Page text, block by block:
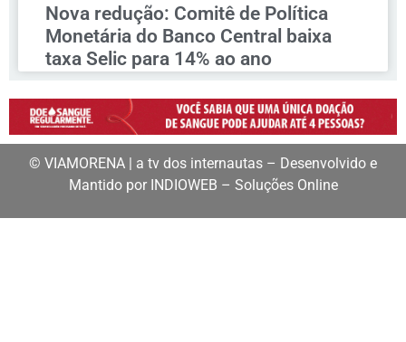
Nova redução: Comitê de Política
Monetária do Banco Central baixa
taxa Selic para 14% ao ano
© VIAMORENA | a tv dos internautas – Desenvolvido e
Mantido por INDIOWEB – Soluções Online